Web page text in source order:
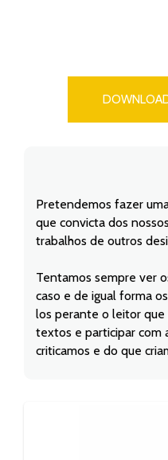
Pretendemos fazer
que convicta dos
trabalhos de outros
Tentamos sempre ver
caso e de igual forma
los perante o leitor
textos e participar com
criticamos e do que